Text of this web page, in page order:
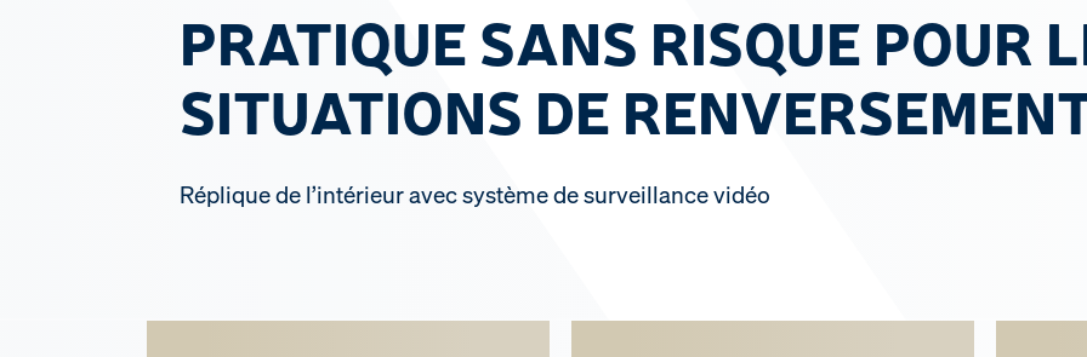
PRATIQUE SANS RISQUE POUR
SITUATIONS DE
Réplique de l’intérieur avec système de surveillance vidéo